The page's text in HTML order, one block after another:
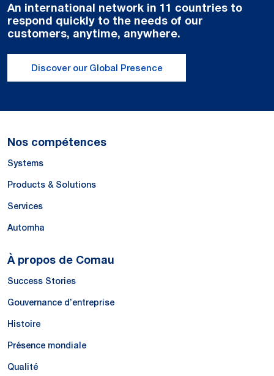
An international network in 11 countries to
respond quickly to the needs of our
customers, anytime, anywhere.
Discover our Global Presence
Nos compétences
Systems
Products & Solutions
Services
Automha
À propos de Comau
Success Stories
Gouvernance d’entreprise
Histoire
Présence mondiale
Qualité